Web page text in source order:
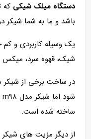
دستگاه میلک شیکی که
باشد و ما به شما شیکر
یک وسیله کاربردی و کم
شیک، قهوه سرد، میکس
در ساخت برخی از شیکر
ساخته شده است.
از دیگر مزیت های